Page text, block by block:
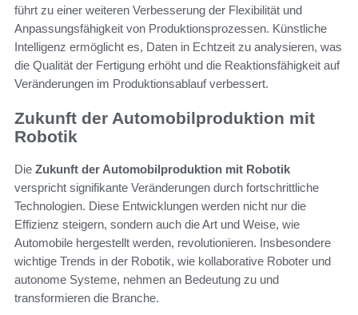
führt zu einer weiteren Verbesserung der Flexibilität und
Anpassungsfähigkeit von Produktionsprozessen. Künstliche
Intelligenz ermöglicht es, Daten in Echtzeit zu analysieren, was
die Qualität der Fertigung erhöht und die Reaktionsfähigkeit auf
Veränderungen im Produktionsablauf verbessert.
Zukunft der Automobilproduktion mit
Robotik
Die Zukunft der Automobilproduktion mit Robotik
verspricht signifikante Veränderungen durch fortschrittliche
Technologien. Diese Entwicklungen werden nicht nur die
Effizienz steigern, sondern auch die Art und Weise, wie
Automobile hergestellt werden, revolutionieren. Insbesondere
wichtige Trends in der Robotik, wie kollaborative Roboter und
autonome Systeme, nehmen an Bedeutung zu und
transformieren die Branche.